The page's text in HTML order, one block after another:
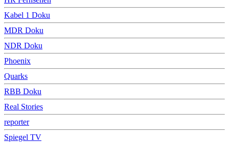
Kabel 1 Doku
MDR Doku
NDR Doku
Phoenix
Quarks
RBB Doku
Real Stories
reporter
Spiegel TV